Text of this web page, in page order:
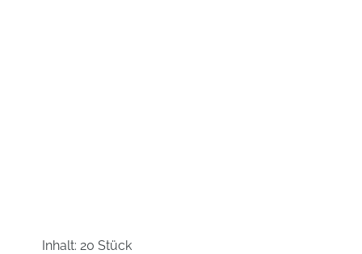
Inhalt: 20 Stück